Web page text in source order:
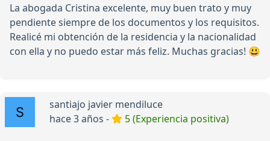
La abogada Cristina excelente, muy buen trato y muy
pendiente siempre de los documentos y los requisitos.
Realicé mi obtención de la residencia y la nacionalidad
con ella y no puedo estar más feliz. Muchas gracias! 😃
santiajo javier mendiluce
hace 3 años -
5 (Experiencia positiva)